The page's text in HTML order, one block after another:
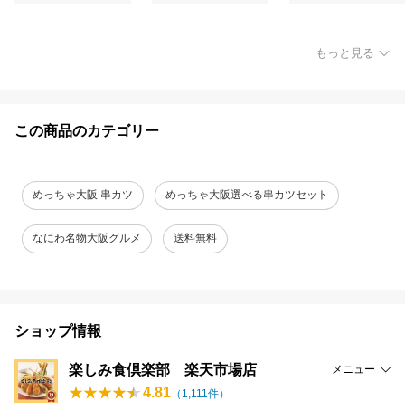
もっと見る
この商品のカテゴリー
めっちゃ大阪 串カツ めっちゃ大阪選べる串カツセット
なにわ名物大阪グルメ 送料無料
ショップ情報
楽しみ食倶楽部 楽天市場店 メニュー
4.81 （ 1,111件）